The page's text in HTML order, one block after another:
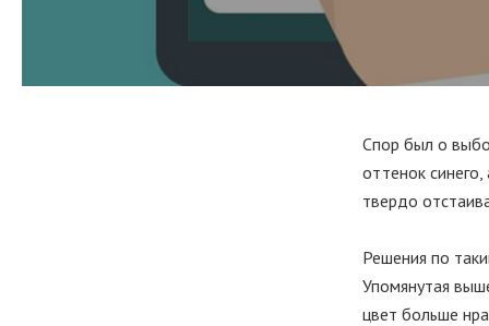
Спор был о
оттенок
твердо
Решения по
Упомянутая
цвет больше